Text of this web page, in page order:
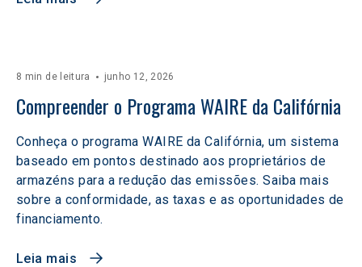
8 min de leitura junho 12, 2026
Compreender o Programa WAIRE da Califórnia
Conheça o programa WAIRE da Califórnia, um sistema
baseado em pontos destinado aos proprietários de
armazéns para a redução das emissões. Saiba mais
sobre a conformidade, as taxas e as oportunidades de
financiamento.
Leia mais